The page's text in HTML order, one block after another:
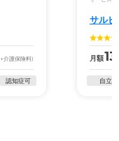
+介護保険料)
認知症可
サル
月額
自立